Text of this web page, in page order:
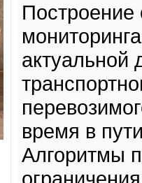
актуальной
время в
Алгоритмы